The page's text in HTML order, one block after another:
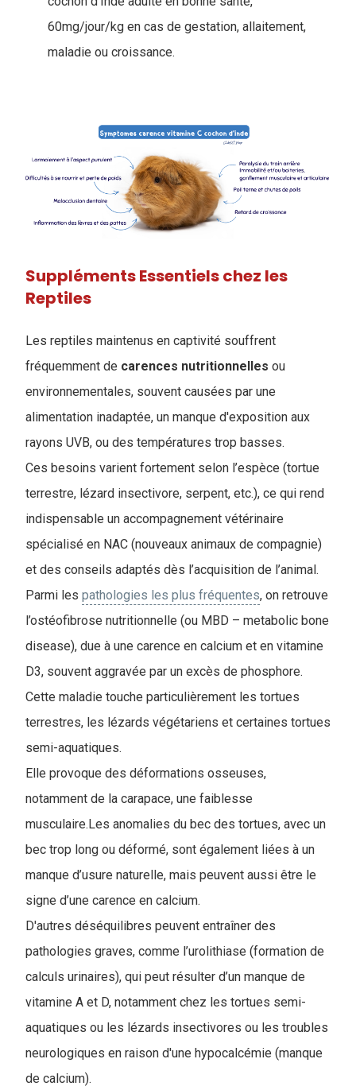
60mg/jour/kg en cas de gestation, allaitement,
maladie ou croissance.
Suppléments Essentiels chez les
Reptiles
Les reptiles maintenus en captivité souffrent
fréquemment de carences nutritionnelles ou
environnementales, souvent causées par une
alimentation inadaptée, un manque d'exposition aux
rayons UVB, ou des températures trop basses.
Ces besoins varient fortement selon l’espèce (tortue
terrestre, lézard insectivore, serpent, etc.), ce qui rend
indispensable un accompagnement vétérinaire
spécialisé en NAC (nouveaux animaux de compagnie)
et des conseils adaptés dès l’acquisition de l’animal.
Parmi les pathologies les plus fréquentes, on retrouve
l’ostéofibrose nutritionnelle (ou MBD – metabolic bone
disease), due à une carence en calcium et en vitamine
D3, souvent aggravée par un excès de phosphore.
Cette maladie touche particulièrement les tortues
terrestres, les lézards végétariens et certaines tortues
semi-aquatiques.
Elle provoque des déformations osseuses,
notamment de la carapace, une faiblesse
musculaire.Les anomalies du bec des tortues, avec un
bec trop long ou déformé, sont également liées à un
manque d’usure naturelle, mais peuvent aussi être le
signe d’une carence en calcium.
D'autres déséquilibres peuvent entraîner des
pathologies graves, comme l’urolithiase (formation de
calculs urinaires), qui peut résulter d’un manque de
vitamine A et D, notamment chez les tortues semi-
aquatiques ou les lézards insectivores ou les troubles
neurologiques en raison d'une hypocalcémie (manque
de calcium).